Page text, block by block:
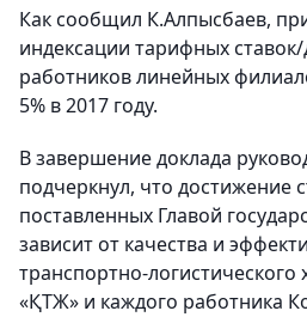
Как сообщил К.Алпысбаев,
индексации тарифных
работников линейных
5% в 2017 году.
В завершение доклада
подчеркнул, что достижение
поставленных Главой
зависит от качества и
транспортно-
«ҚТЖ» и каждого работника